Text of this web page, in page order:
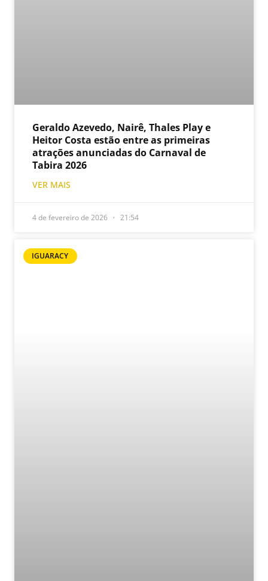
Geraldo Azevedo, Nairê, Thales Play e
Heitor Costa estão entre as primeiras
atrações anunciadas do Carnaval de
Tabira 2026
VER MAIS
4 de fevereiro de 2026 21:54
IGUARACY